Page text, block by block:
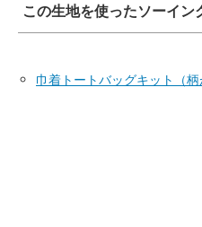
この生地を使ったソーイン
巾着トートバッグキット（柄